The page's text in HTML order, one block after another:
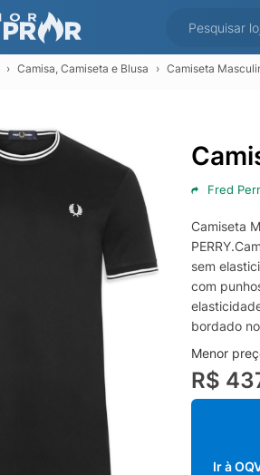
Camisa, Camiseta e Blusa Camiseta
Fred
Camiseta
sem
com
bordado
Menor
R$
Ir à